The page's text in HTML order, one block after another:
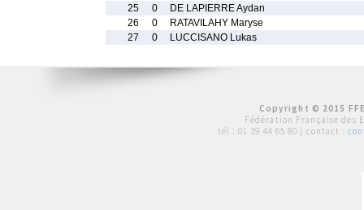
25
0
DE LAPIERRE Aydan
26
0
RATAVILAHY Maryse
27
0 LUCCISANO Lukas
Copyright © 2015
Fédération Française des
tél : 01 39 44 65 80 | contact :